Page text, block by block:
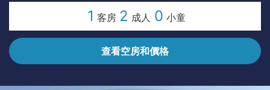
1 客房 2 成人 0 小童
查看空房和價格